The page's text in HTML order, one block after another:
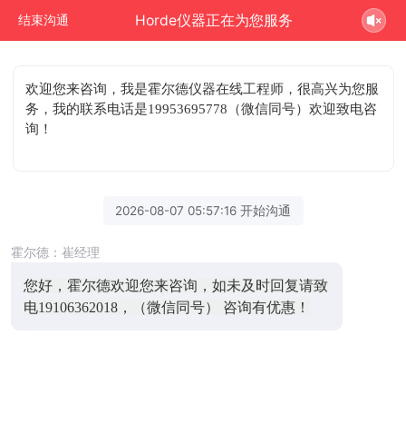
结束沟通 Horde仪器正在为您服务
欢迎您来咨询 ，我是霍尔德仪器在线工程师，很高兴为您服
务，我的联系电话是19953695778（微信同号）欢迎致电咨
询！
2026-08-07 05:57:16 开始沟通
霍尔德：崔经理
您好，霍尔德欢迎您来咨询，如未及时回复请致
电19106362018，（微信同号） 咨询有优惠！